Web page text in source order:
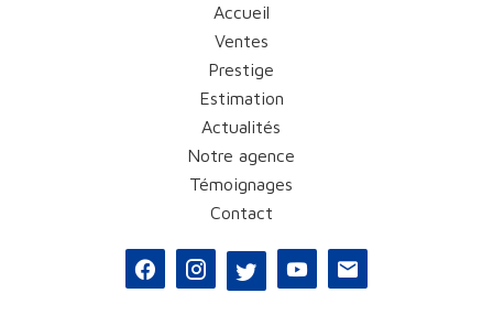
Accueil
Ventes
Prestige
Estimation
Actualités
Notre agence
Témoignages
Contact